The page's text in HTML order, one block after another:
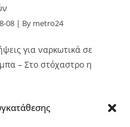
08 By metro24
για ναρκωτικά σε
– Στο στόχαστρο η